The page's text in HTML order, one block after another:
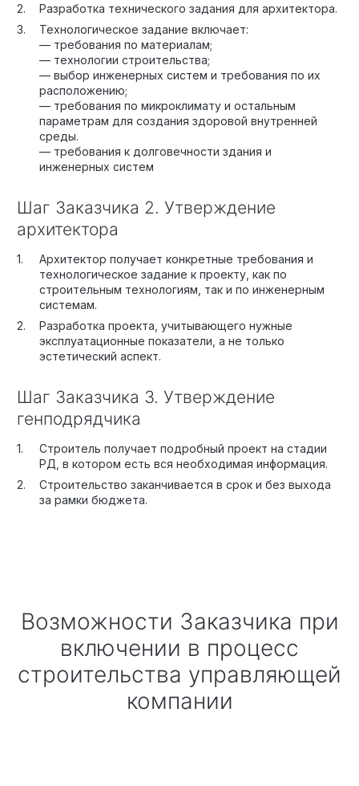
Разработка технического задания для архитектора.
Технологическое задание включает:
— требования по материалам;
— технологии строительства;
— выбор инженерных систем и требования по их
расположению;
— требования по микроклимату и остальным
параметрам для создания здоровой внутренней
среды.
— требования к долговечности здания и
инженерных систем
Шаг Заказчика 2. Утверждение
архитектора
Архитектор получает конкретные требования и
технологическое задание к проекту, как по
строительным технологиям, так и по инженерным
системам.
Разработка проекта, учитывающего нужные
эксплуатационные показатели, а не только
эстетический аспект.
Шаг Заказчика 3. Утверждение
генподрядчика
Строитель получает подробный проект на стадии
РД, в котором есть вся необходимая информация.
Строительство заканчивается в срок и без выхода
за рамки бюджета.
Возможности Заказчика при
включении в процесс
строительства управляющей
компании